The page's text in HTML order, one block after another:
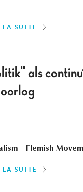
LA SUITE
als
Flemish
LA SUITE